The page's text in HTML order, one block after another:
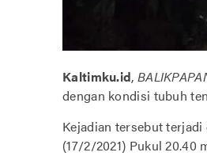
Kaltimku.id,
dengan kondisi tubuh
Kejadian tersebut terjadi
(17/2/2021) Pukul 20.40